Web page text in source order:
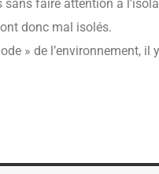
faire attention à
donc mal isolés.
» de l’environnement,